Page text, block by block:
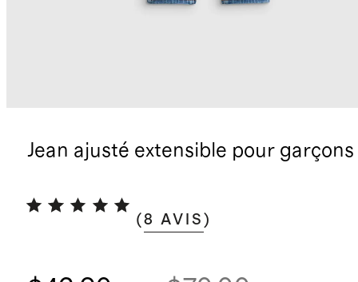
Jean ajusté extensible pour garçons
(8 AVIS )